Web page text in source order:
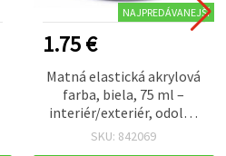
NAJPREDÁVANEJŠÍ
1.75 €
Matná elastická akrylová
farba, biela, 75 ml –
interiér/exteriér, odolná
voči poveternostným
SKU: 842069